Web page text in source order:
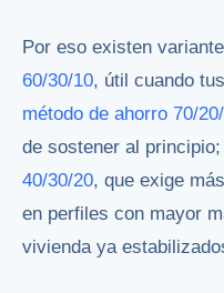
Por eso existen
60/30/10, útil cuando
método de ahorro 70/
de sostener al principio;
40/30/20, que exige
en perfiles con mayor
vivienda ya